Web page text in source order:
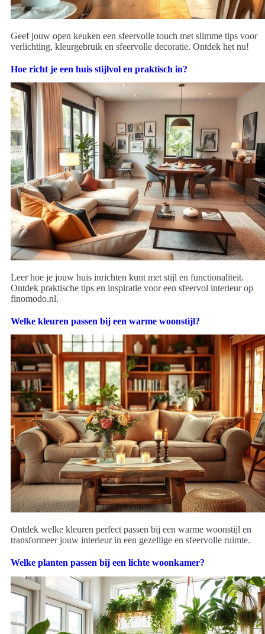
Geef jouw open keuken een sfeervolle touch met slimme tips voor
verlichting, kleurgebruik en sfeervolle decoratie. Ontdek het nu!
Hoe richt je een huis stijlvol en praktisch in?
Leer hoe je jouw huis inrichten kunt met stijl en functionaliteit.
Ontdek praktische tips en inspiratie voor een sfeervol interieur op
finomodo.nl.
Welke kleuren passen bij een warme woonstijl?
Ontdek welke kleuren perfect passen bij een warme woonstijl en
transformeer jouw interieur in een gezellige en sfeervolle ruimte.
Welke planten passen bij een lichte woonkamer?